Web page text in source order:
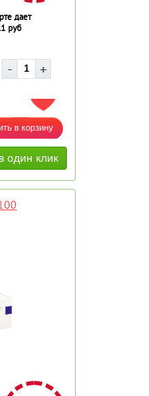
дает
руб
ДОБАВИТЬ В ИЗБРАННОЕ